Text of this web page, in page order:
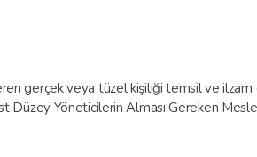
gerçek veya tüzel kişiliği temsil ve
Yöneticilerin Alması Gereken